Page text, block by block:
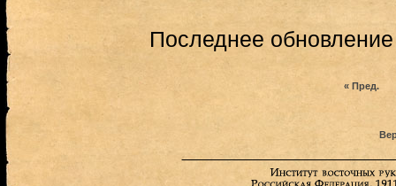
Последнее
« Пред.